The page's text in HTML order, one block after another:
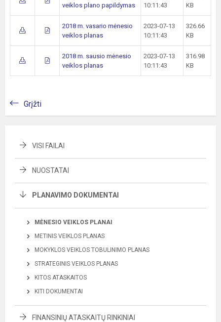
veiklos plano papildymas
10:11:43
KB
2018 m. vasario mėnesio
veiklos planas
2023-07-13
10:11:43
326.66
KB
2018 m. sausio mėnesio
veiklos planas
2023-07-13
10:11:43
316.98
KB
Grįžti
VISI FAILAI
NUOSTATAI
PLANAVIMO DOKUMENTAI
MĖNESIO VEIKLOS PLANAI
METINIS VEIKLOS PLANAS
MOKYKLOS VEIKLOS TOBULINIMO PLANAS
STRATEGINIS VEIKLOS PLANAS
KITOS ATASKAITOS
KITI DOKUMENTAI
FINANSINIŲ ATASKAITŲ RINKINIAI